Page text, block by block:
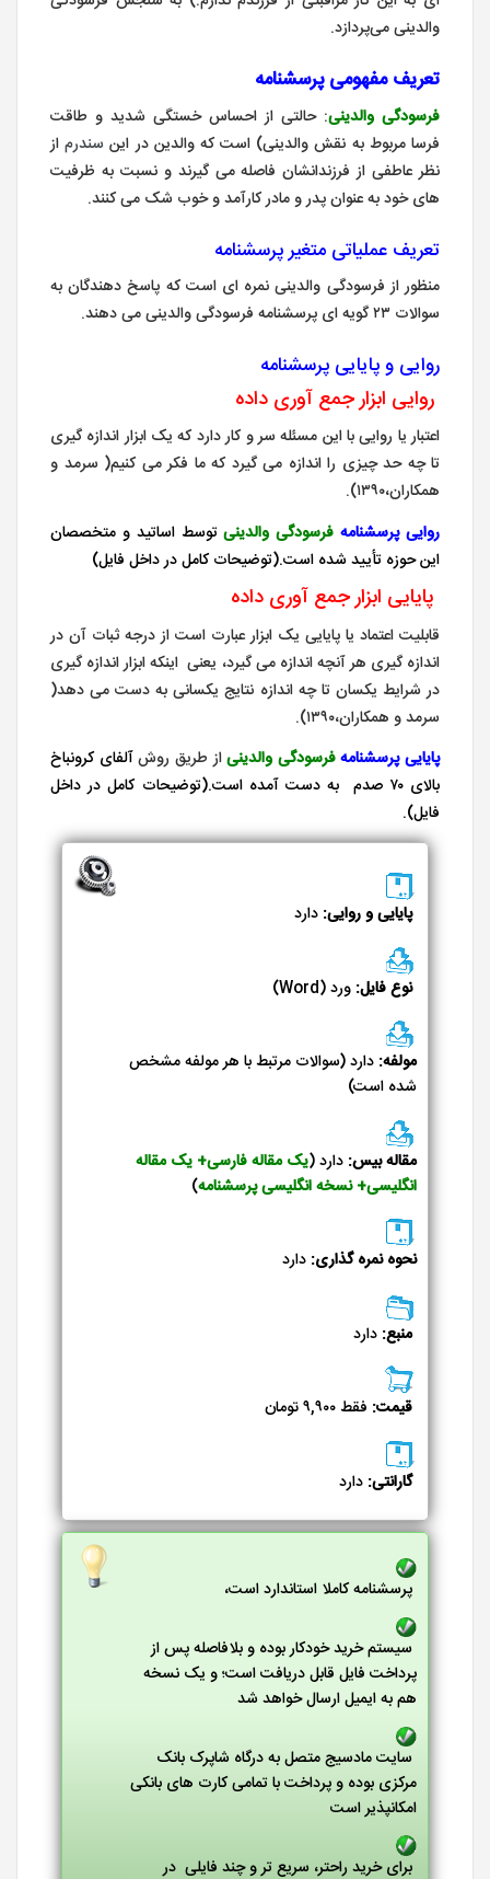
والدینی می‌پردازد.
تعریف مفهومی پرسشنامه
فرسودگی والدینی: حالتی از احساس خستگی شدید و طاقت
فرسا مربوط به نقش والدینی) است که والدین در این سندرماز
نظر عاطفی از فرزندانشان فاصله می گیرند و نسبت به ظرفیت
های خود به عنوان پدر و مادر کارآمد و خوب شک می کنند.
تعریف عملیاتی متغیر پرسشنامه
منظور از فرسودگی والدینی نمره ای است که پاسخ دهندگان به
سوالات ۲۳ گویه ای پرسشنامه فرسودگی والدینی می دهند.
روایی و پایایی پرسشنامه
روایی ابزار جمع آوری داده
اعتبار یا روایی با این مسئله سر و کار دارد که یک ابزار اندازه گیری
تا چه حد چیزی را اندازه می گیرد که ما فکر می کنیم( سرمد و
همکاران،۱۳۹۰).
روایی پرسشنامه فرسودگی والدینی توسط اساتید و متخصصان
این حوزه تأیید شده است.(توضیحات کامل در داخل فایل)
پایایی ابزار جمع آوری داده
قابلیت اعتماد یا پایایی یک ابزار عبارت است از درجه ثبات آن در
اندازه گیری هر آنچه اندازه می گیرد، یعنی اینکه ابزار اندازه گیری
در شرایط یکسان تا چه اندازه نتایج یکسانی به دست می دهد(
سرمد و همکاران،۱۳۹۰).
پایاییپرسشنامهفرسودگی والدینیاز طریق روشآلفای کرونباخ
بالای ۷۰ صدم به دست آمده است.(توضیحات کامل در داخل
فایل).
پایایی و روایی: دارد
نوع فایل: ورد (Word)
مولفه: دارد (سوالات مرتبط با هر مولفه مشخص
شده است)
مقاله بیس: دارد (یکمقاله فارسی+ یک مقاله
انگلیسی+ نسخه انگلیسی پرسشنامه)
نحوه نمره گذاری: دارد
منبع: دارد
قیمت: فقط ۹,۹۰۰ تومان
گارانتی: دارد
پرسشنامه کاملا استاندارد است،
سیستم خرید خودکار بوده و بلافاصله پس از
پرداخت فایل قابل دریافت است؛ و یک نسخه
هم به ایمیل ارسال خواهد شد
سایت مادسیج متصل به درگاه شاپرک بانک
مرکزی بوده و پرداخت با تمامی کارت های بانکی
امکانپذیر است
برای خرید راحتر، سریع تر و چند فایلی در